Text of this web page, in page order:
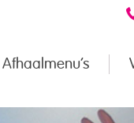
Afhaalmenu’s